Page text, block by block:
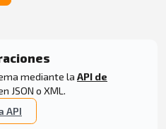
mediante la API de
JSON o XML.
API